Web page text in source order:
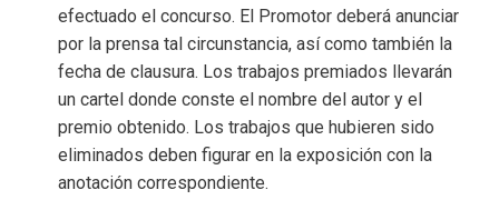
efectuado el concurso. El Promotor deberá anunciar
por la prensa tal circunstancia, así como también la
fecha de clausura. Los trabajos premiados llevarán
un cartel donde conste el nombre del autor y el
premio obtenido. Los trabajos que hubieren sido
eliminados deben figurar en la exposición con la
anotación correspondiente.